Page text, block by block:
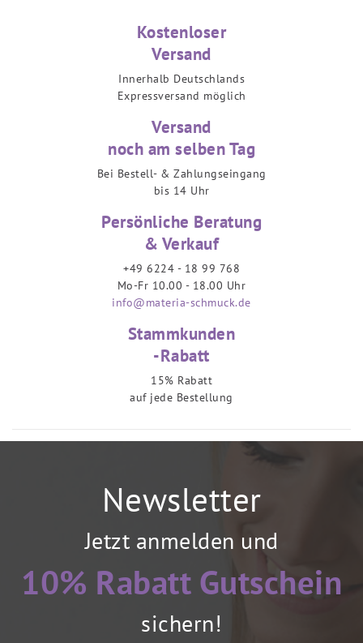
Kostenloser
Versand
Innerhalb Deutschlands
Expressversand möglich
Versand
noch am selben Tag
Bei Bestell- & Zahlungseingang
bis 14 Uhr
Persönliche Beratung
& Verkauf
+49 6224 - 18 99 768
Mo-Fr 10.00 - 18.00 Uhr
info@materia-schmuck.de
Stammkunden
-Rabatt
15% Rabatt
auf jede Bestellung
Newsletter
Jetzt anmelden und
10% Rabatt Gutschein
sichern!